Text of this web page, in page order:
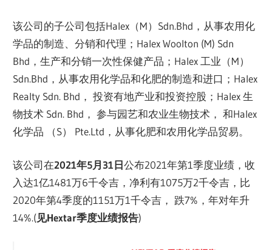
该公司的子公司包括Halex（M）Sdn.Bhd，从事农用化
学品的制造、分销和代理；Halex Woolton (M) Sdn
Bhd，生产和分销一次性保健产品；Halex 工业（M）
Sdn.Bhd，从事农用化学品和化肥的制造和进口；Halex
Realty Sdn. Bhd， 投资有地产业和投资控股；Halex 生
物技术 Sdn. Bhd， 参与园艺和农业生物技术， 和Halex
化学品 （S） Pte.Ltd，从事化肥和农用化学品贸易。
该公司在2021年5月31日公布2021年第1季度业绩，收
入达1亿1481万6千令吉，净利有1075万2千令吉，比
2020年第4季度的1151万1千令吉， 跌7%，年对年升
14%.(见Hextar季度业绩报告)